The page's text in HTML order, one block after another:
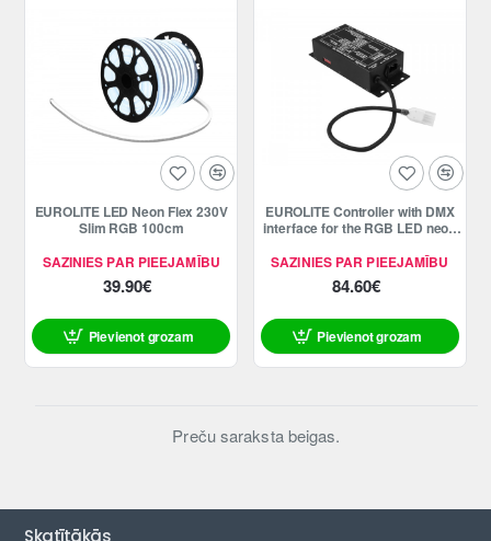
SAZINIES PAR PIEEJAMĪBU
EUROLITE LED Neon Flex 230V
Slim RGB 100cm
39.90€
Pievienot grozam
SAZINIES PAR PIEEJAMĪBU
EUROLITE Controller with DMX
interface for the RGB LED neon
84.60€
Pievienot grozam
Preču saraksta beigas.
Skatītākās